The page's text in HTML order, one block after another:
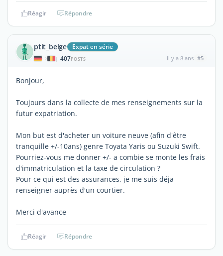
Réagir Répondre
ptit_belge Expat en série
| 407POSTS il y a 8 ans #5
Bonjour,
Toujours dans la collecte de mes renseignements sur la
futur expatriation.
Mon but est d'acheter un voiture neuve (afin d'être
tranquille +/-10ans) genre Toyata Yaris ou Suzuki Swift.
Pourriez-vous me donner +/- a combie se monte les frais
d'immatriculation et la taxe de circulation ?
Pour ce qui est des assurances, je me suis déja
renseigner auprès d'un courtier.
Merci d'avance
Réagir Répondre